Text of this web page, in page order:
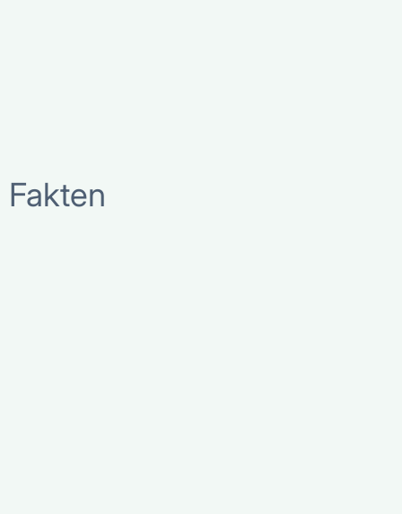
Fakten